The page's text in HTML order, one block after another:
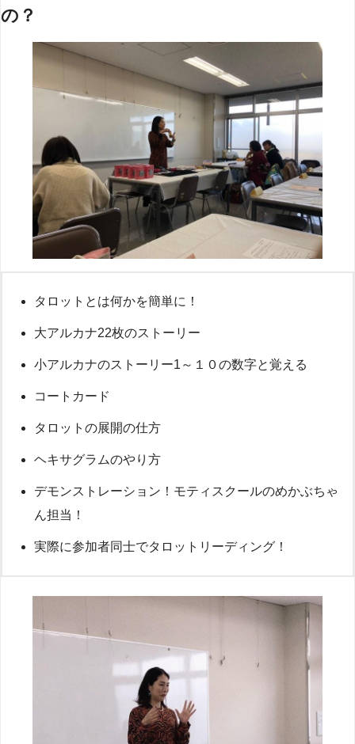
の？
タロットとは何かを簡単に！
大アルカナ22枚のストーリー
小アルカナのストーリー1～１０の数字と覚える
コートカード
タロットの展開の仕方
ヘキサグラムのやり方
デモンストレーション！モティスクールのめかぶちゃ
ん担当！
実際に参加者同士でタロットリーディング！